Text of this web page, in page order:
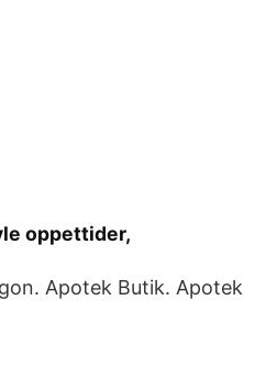
oppettider,
Apotek Butik. Apotek